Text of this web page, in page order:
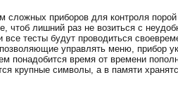
сложных приборов для контроля порой
чтоб лишний раз не возиться с
все тесты будут проводиться
позволяющие управлять меню, прибор
понадобится время от времени
крупные символы, а в памяти